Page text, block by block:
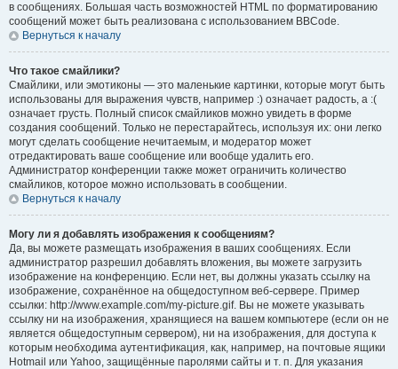
в сообщениях. Большая часть возможностей HTML по форматированию
сообщений может быть реализована с использованием BBCode.
Вернуться к началу
Что такое смайлики?
Смайлики, или эмотиконы — это маленькие картинки, которые могут быть
использованы для выражения чувств, например :) означает радость, а :(
означает грусть. Полный список смайликов можно увидеть в форме
создания сообщений. Только не перестарайтесь, используя их: они легко
могут сделать сообщение нечитаемым, и модератор может
отредактировать ваше сообщение или вообще удалить его.
Администратор конференции также может ограничить количество
смайликов, которое можно использовать в сообщении.
Вернуться к началу
Могу ли я добавлять изображения к сообщениям?
Да, вы можете размещать изображения в ваших сообщениях. Если
администратор разрешил добавлять вложения, вы можете загрузить
изображение на конференцию. Если нет, вы должны указать ссылку на
изображение, сохранённое на общедоступном веб-сервере. Пример
ссылки: http://www.example.com/my-picture.gif. Вы не можете указывать
ссылку ни на изображения, хранящиеся на вашем компьютере (если он не
является общедоступным сервером), ни на изображения, для доступа к
которым необходима аутентификация, как, например, на почтовые ящики
Hotmail или Yahoo, защищённые паролями сайты и т. п. Для указания